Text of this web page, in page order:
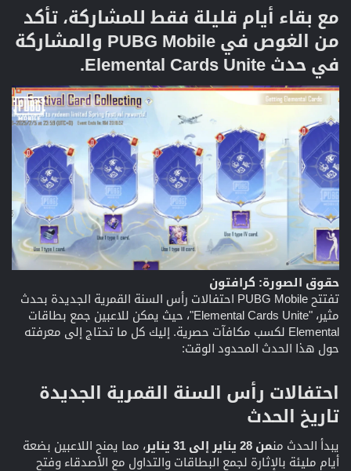
مع بقاء أيام قليلة فقط للمشاركة، تأكد
من الغوص في PUBG Mobile والمشاركة
في حدث Elemental Cards Unite.​
حقوق الصورة: كرافتون
تفتتح PUBG Mobile احتفالات رأس السنة القمرية الجديدة بحدث
مثير، "Elemental Cards Unite"، حيث يمكن للاعبين جمع بطاقات
Elemental لكسب مكافآت حصرية. إليك كل ما تحتاج إلى معرفته
حول هذا الحدث المحدود الوقت:
احتفالات رأس السنة القمرية الجديدة
تاريخ الحدث​
يبدأ الحدث منمن 28 يناير إلى 31 يناير
، مما يمنح اللاعبين بضعة
أيام مليئة بالإثارة لجمع البطاقات والتداول مع الأصدقاء وفتح